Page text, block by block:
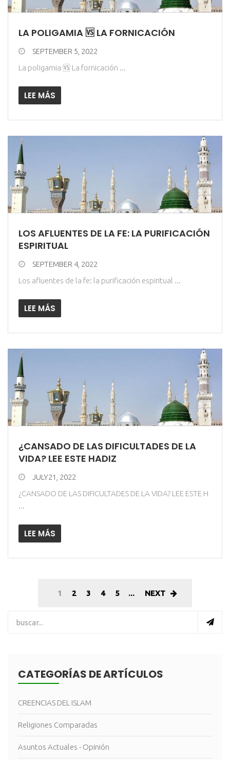
LA POLIGAMIA 🆚 LA FORNICACIÓN
SEPTEMBER 5, 2022
La poligamia 🆚 La fornicación ...
LEE MÁS
LOS AFLUENTES DE LA FE: LA PURIFICACIÓN
ESPIRITUAL
SEPTEMBER 4, 2022
Los afluentes de la fe: la purificación espiritual ...
LEE MÁS
¿CANSADO DE LAS DIFICULTADES DE LA
VIDA? LEE ESTE HADIZ
JULY21, 2022
¿CANSADO DE LAS DIFICULTADES DE LA VIDA? LEE ESTE H
...
LEE MÁS
1 2 3 4 5 ... NEXT
CATEGORÍAS DE ARTÍCULOS
CREENCIAS DEL ISLAM
Religiones Comparadas
Asuntos Actuales - Opinión